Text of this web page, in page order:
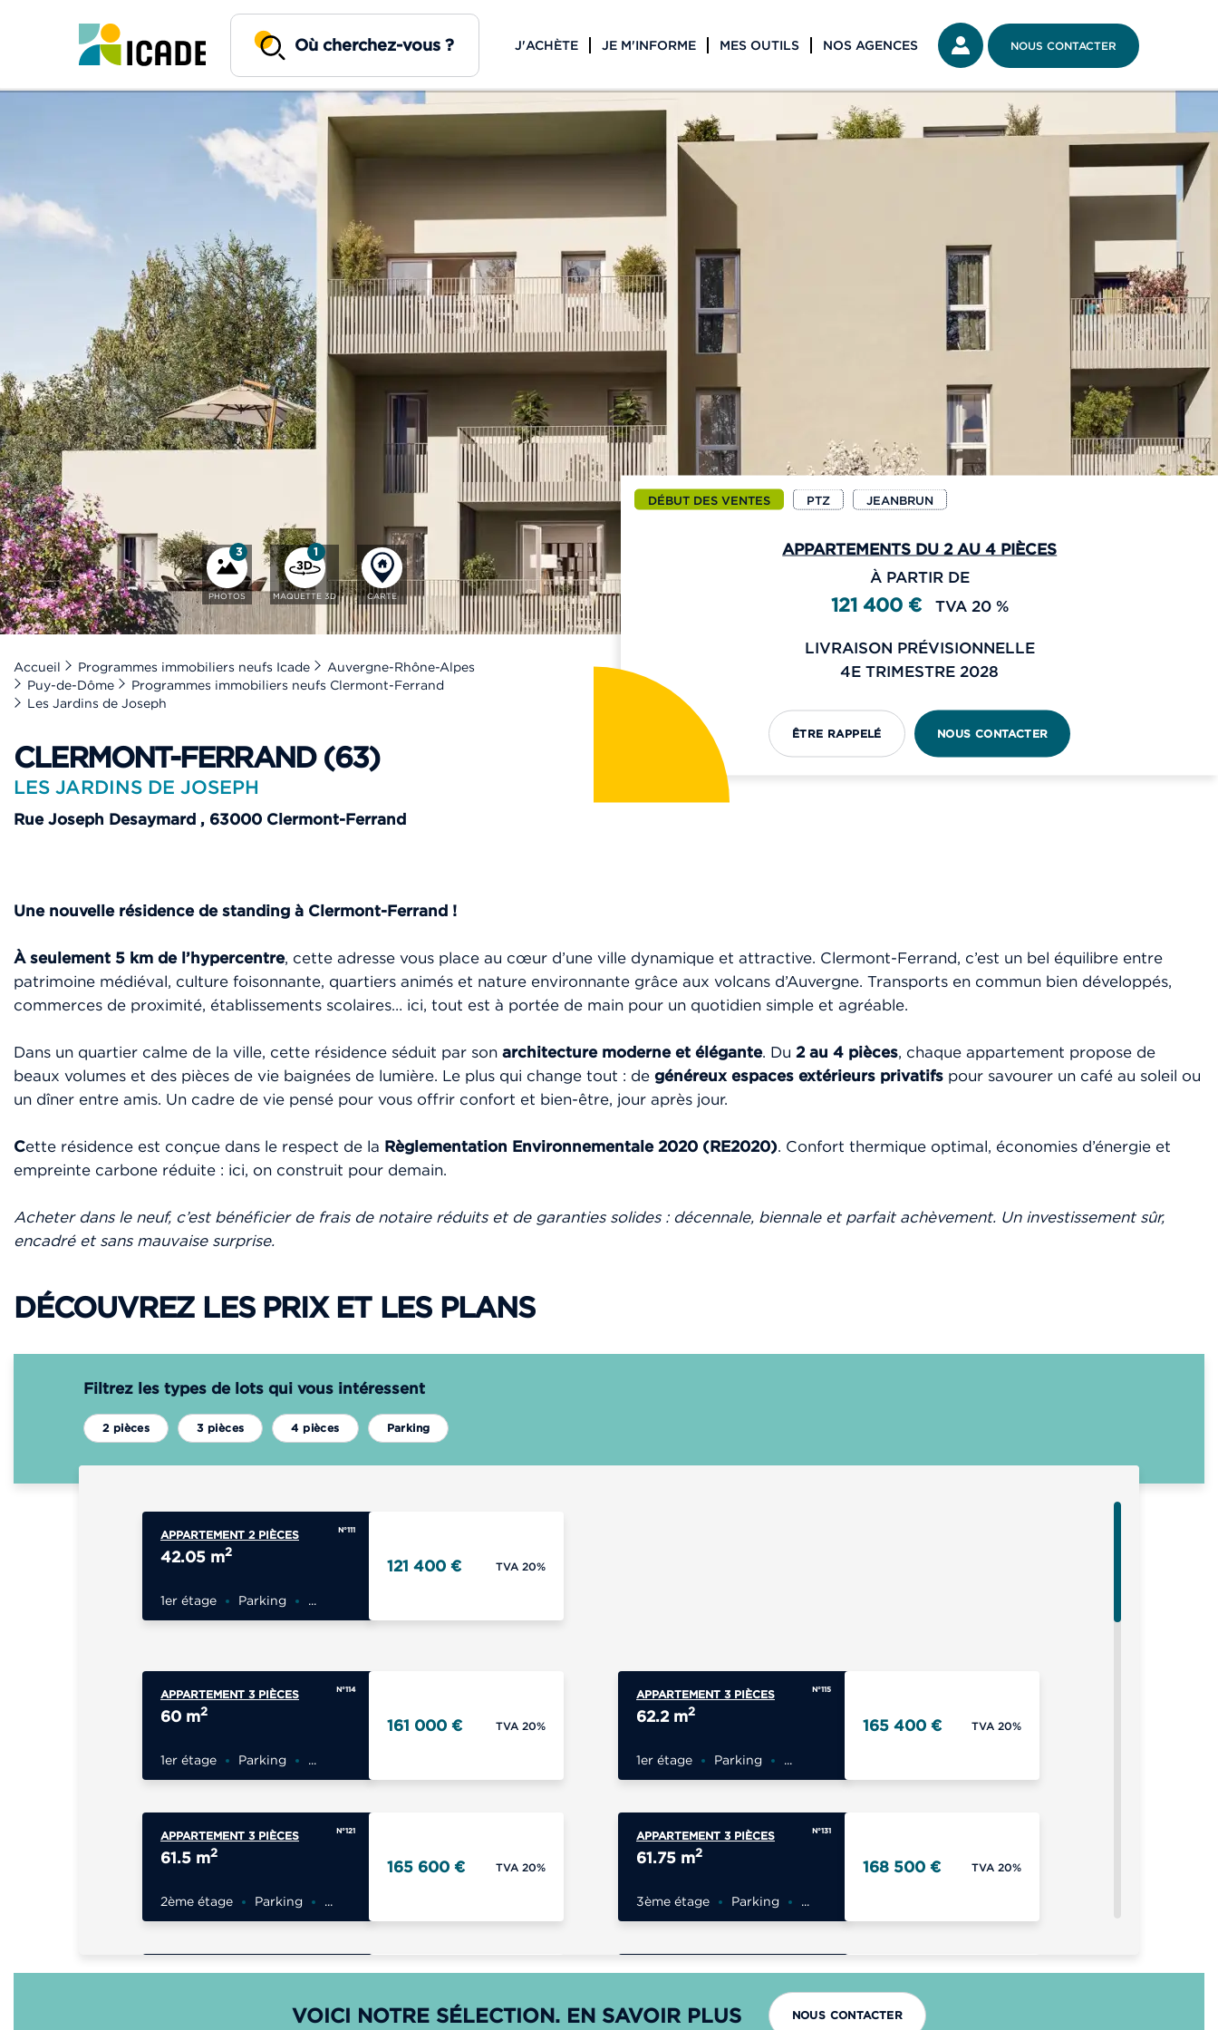
J'ACHÈTE JE M'INFORME MES OUTILS NOS AGENCES NOUS CONTACTER
3
PHOTOS
1
MAQUETTE 3D CARTE
Accueil Programmes immobiliers neufs Icade
Auvergne-Rhône-Alpes
Puy-de-Dôme
Programmes immobiliers neufs Clermont-Ferrand
Les Jardins de Joseph
DÉBUT DES VENTES PTZ JEANBRUN
APPARTEMENTS DU 2 AU 4 PIÈCES
À PARTIR DE
121 400 € TVA 20 %
LIVRAISON PRÉVISIONNELLE
4E TRIMESTRE 2028
ÊTRE RAPPELÉ NOUS CONTACTER
CLERMONT-FERRAND (63)
LES JARDINS DE JOSEPH
Rue Joseph Desaymard , 63000 Clermont-Ferrand
Une nouvelle résidence de standing à Clermont-Ferrand !
À seulement 5 km de l’hypercentre, cette adresse vous place au cœur d’une ville dynamique et attractive. Clermont-Ferrand, c’est un bel équilibre entre
patrimoine médiéval, culture foisonnante, quartiers animés et nature environnante grâce aux volcans d’Auvergne. Transports en commun bien développés,
commerces de proximité, établissements scolaires… ici, tout est à portée de main pour un quotidien simple et agréable.
Dans un quartier calme de la ville, cette résidence séduit par son architecture moderne et élégante. Du 2 au 4 pièces, chaque appartement propose de
beaux volumes et des pièces de vie baignées de lumière. Le plus qui change tout : de généreux espaces extérieurs privatifs pour savourer un café au soleil ou
un dîner entre amis. Un cadre de vie pensé pour vous offrir confort et bien-être, jour après jour.
Cette résidence est conçue dans le respect de la Règlementation Environnementale 2020 (RE2020). Confort thermique optimal, économies d’énergie et
empreinte carbone réduite : ici, on construit pour demain.
Acheter dans le neuf, c’est bénéficier de frais de notaire réduits et de garanties solides : décennale, biennale et parfait achèvement. Un investissement sûr,
encadré et sans mauvaise surprise.
DÉCOUVREZ LES PRIX ET LES PLANS
Filtrez les types de lots qui vous intéressent
2 pièces 3 pièces 4 pièces Parking
N°111
APPARTEMENT 2 PIÈCES
42.05 m2
1er étage Parking ...
121 400 € TVA 20%
N°114
APPARTEMENT 3 PIÈCES
60 m2
1er étage Parking ...
161 000 € TVA 20%
N°115
APPARTEMENT 3 PIÈCES
62.2 m2
1er étage Parking ...
165 400 € TVA 20%
N°121
APPARTEMENT 3 PIÈCES
61.5 m2
2ème étage Parking ...
165 600 € TVA 20%
N°131
APPARTEMENT 3 PIÈCES
61.75 m2
3ème étage Parking ...
168 500 € TVA 20%
N°134
APPARTEMENT 3 PIÈCES
171 800 € TVA 20%
N°124
APPARTEMENT 3 PIÈCES
178 100 €
VOICI NOTRE SÉLECTION. EN SAVOIR PLUS NOUS CONTACTER